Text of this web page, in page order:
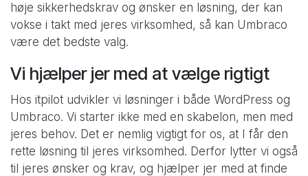
høje sikkerhedskrav og ønsker en løsning, der kan
vokse i takt med jeres virksomhed, så kan Umbraco
være det bedste valg.
Vi hjælper jer med at vælge rigtigt
Hos itpilot udvikler vi løsninger i både WordPress og
Umbraco. Vi starter ikke med en skabelon, men med
jeres behov. Det er nemlig vigtigt for os, at I får den
rette løsning til jeres virksomhed. Derfor lytter vi også
til jeres ønsker og krav, og hjælper jer med at finde